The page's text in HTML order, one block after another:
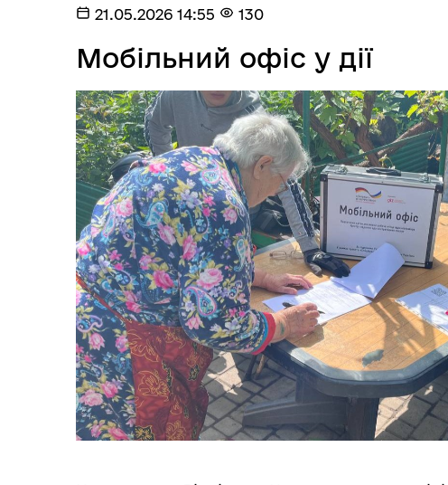
Засідання виконавчого
комітету
Рада
21.05.2026 14:55 130
Мобільний офіс у дії